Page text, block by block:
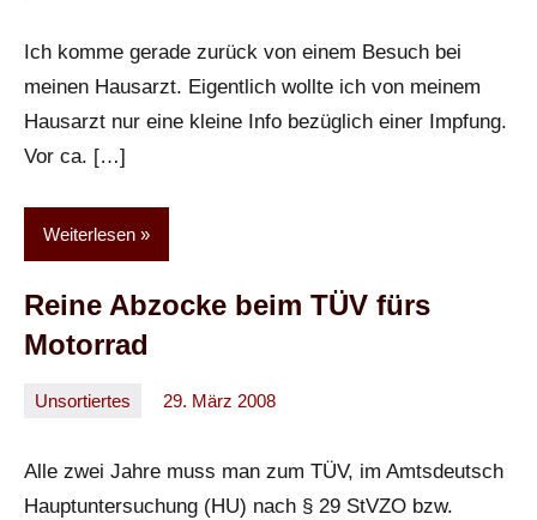
Ich komme gerade zurück von einem Besuch bei
meinen Hausarzt. Eigentlich wollte ich von meinem
Hausarzt nur eine kleine Info bezüglich einer Impfung.
Vor ca. […]
Weiterlesen
Reine Abzocke beim TÜV fürs
Motorrad
Unsortiertes 29. März 2008
Alle zwei Jahre muss man zum TÜV, im Amtsdeutsch
Hauptuntersuchung (HU) nach § 29 StVZO bzw.